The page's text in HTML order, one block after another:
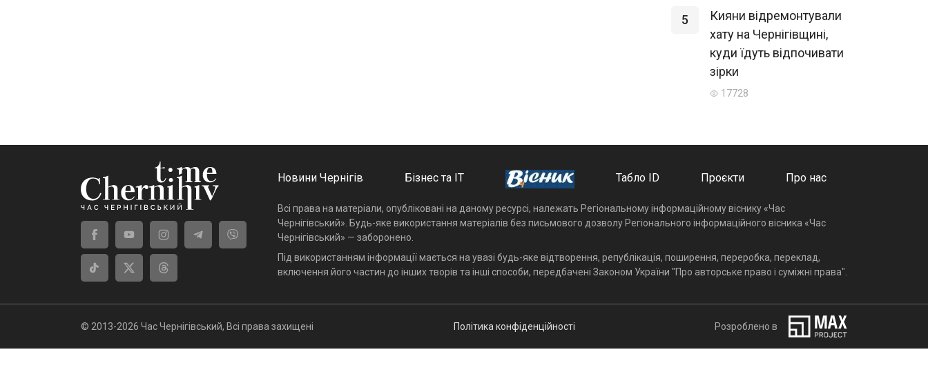
5
Кияни відремонтували
хату на Чернігівщині,
куди їдуть відпочивати
зірки
17728
Новини Чернігів Бізнес та ІТ Табло ID Проєкти Про нас
Всі права на матеріали, опубліковані на даному ресурсі, належать Регіональному інформаційному віснику «Час
Чернігівський». Будь-яке використання матеріалів без письмового дозволу Регіонального інформаційного вісника «Час
Чернігівський» — заборонено.
Під використанням інформації мається на увазі будь-яке відтворення, републікація, поширення, переробка, переклад,
включення його частин до інших творів та інші способи, передбачені Законом України "Про авторське право і суміжні права".
© 2013-2026 Час Чернігівський, Всі права захищені Політика конфіденційності Розроблено в